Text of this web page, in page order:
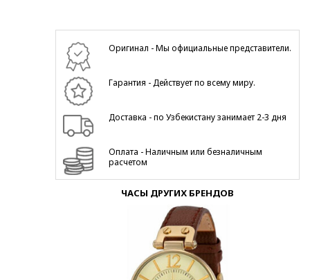
Оригинал - Мы официальные представители.
Гарантия - Действует по всему миру.
Доставка - по Узбекистану занимает 2-3 дня
Оплата - Наличным или безналичным
расчетом
ЧАСЫ ДРУГИХ БРЕНДОВ